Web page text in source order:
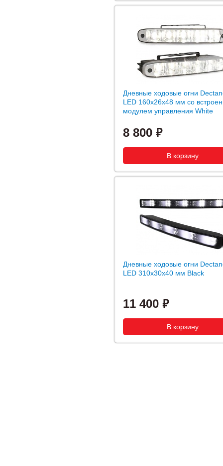
Дневные ходовые огни
LED 160x26x48 мм со
модулем управления White
8 800
Дневные ходовые огни
LED 310x30x40 мм Black
11 400